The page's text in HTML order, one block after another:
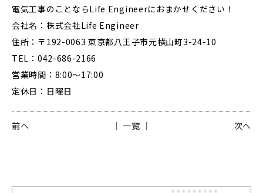
電気工事のことならLife Engineerにおまかせください！
会社名：株式会社Life Engineer
住所：〒192-0063 東京都八王子市元横山町3-24-10
TEL：042-686-2166
営業時間：8:00～17:00
定休日：日曜日
前へ 次へ
│ 一覧 │